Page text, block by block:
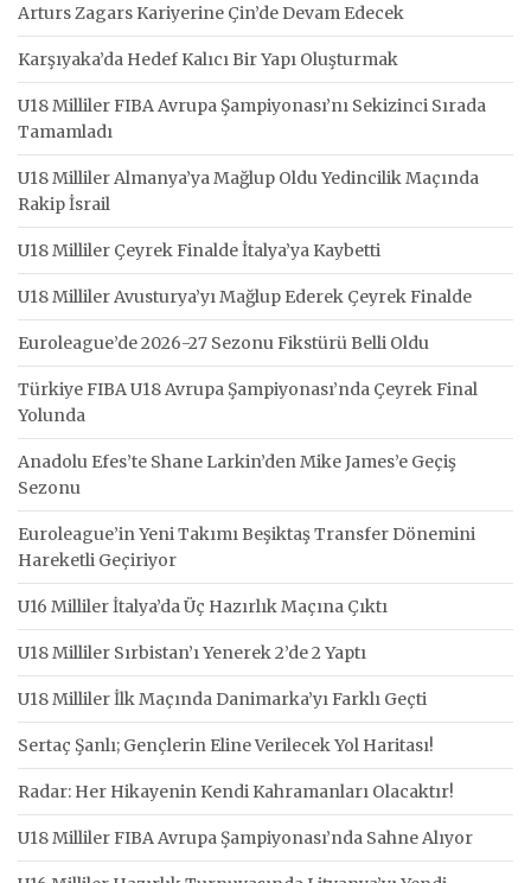
Arturs Zagars Kariyerine Çin’de Devam Edecek
Karşıyaka’da Hedef Kalıcı Bir Yapı Oluşturmak
U18 Milliler FIBA Avrupa Şampiyonası’nı Sekizinci Sırada
Tamamladı
U18 Milliler Almanya’ya Mağlup Oldu Yedincilik Maçında
Rakip İsrail
U18 Milliler Çeyrek Finalde İtalya’ya Kaybetti
U18 Milliler Avusturya’yı Mağlup Ederek Çeyrek Finalde
Euroleague’de 2026-27 Sezonu Fikstürü Belli Oldu
Türkiye FIBA U18 Avrupa Şampiyonası’nda Çeyrek Final
Yolunda
Anadolu Efes’te Shane Larkin’den Mike James’e Geçiş
Sezonu
Euroleague’in Yeni Takımı Beşiktaş Transfer Dönemini
Hareketli Geçiriyor
U16 Milliler İtalya’da Üç Hazırlık Maçına Çıktı
U18 Milliler Sırbistan’ı Yenerek 2’de 2 Yaptı
U18 Milliler İlk Maçında Danimarka’yı Farklı Geçti
Sertaç Şanlı; Gençlerin Eline Verilecek Yol Haritası!
Radar: Her Hikayenin Kendi Kahramanları Olacaktır!
U18 Milliler FIBA Avrupa Şampiyonası’nda Sahne Alıyor